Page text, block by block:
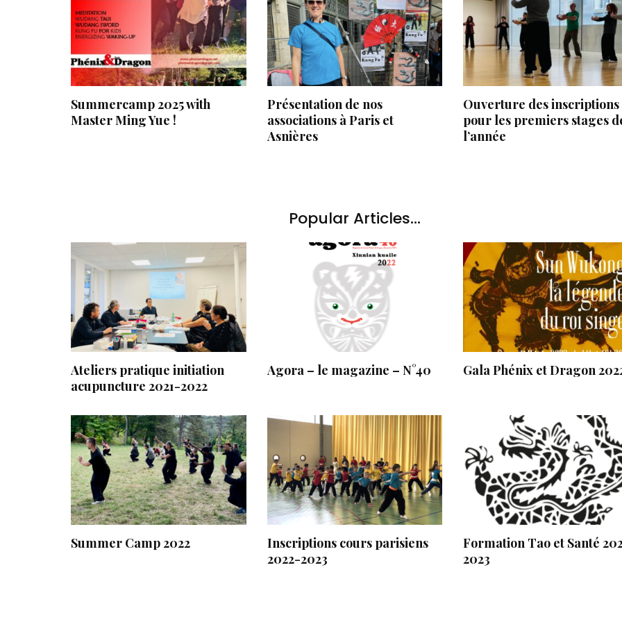
Summercamp 2025 with
Master Ming Yue !
Présentation de nos
associations à Paris et
Asnières
Ouverture des inscriptions
pour les premiers stages
l’année
Popular Articles...
Ateliers pratique initiation
acupuncture 2021-2022
Agora – le magazine – N°40 Gala Phénix et Dragon
Summer Camp 2022
Inscriptions cours parisiens
2022-2023
Formation Tao et Santé
2023